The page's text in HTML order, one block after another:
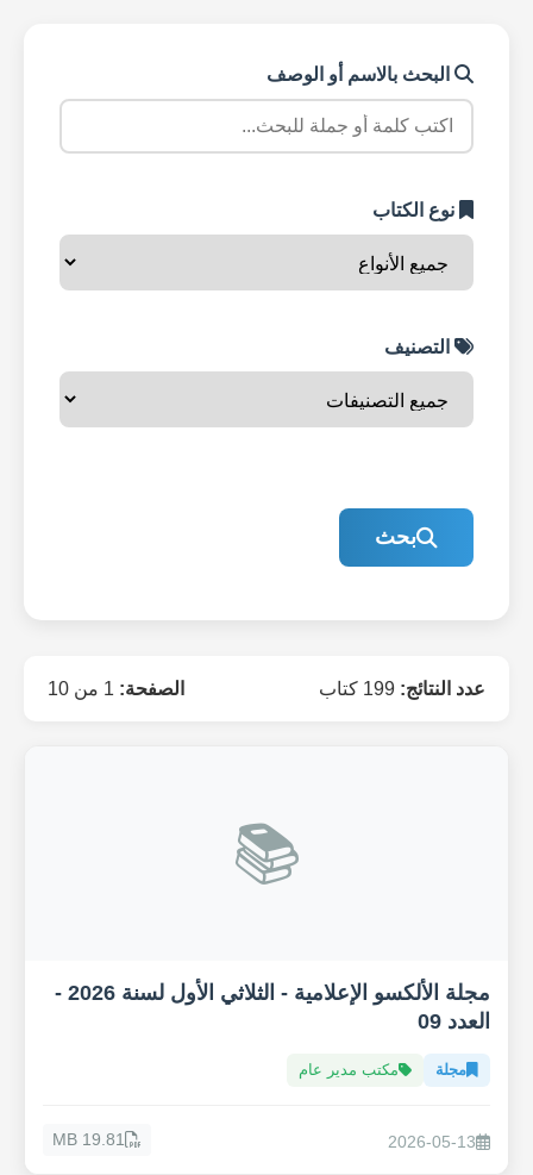
البحث بالاسم أو الوصف
نوع الكتاب
التصنيف
بحث
عدد النتائج: الصفحة:
📚
مجلة الألكسو الإعلامية - الثلاثي الأول لسنة 2026 -
العدد 09
مجلة مكتب مدير عام
2026-05-13
19.81 MB